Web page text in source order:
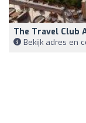
The Travel Club
Bekijk adres en